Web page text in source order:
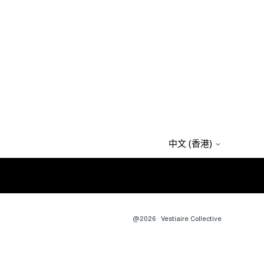
中文 (香港)
@2026 Vestiaire Collective